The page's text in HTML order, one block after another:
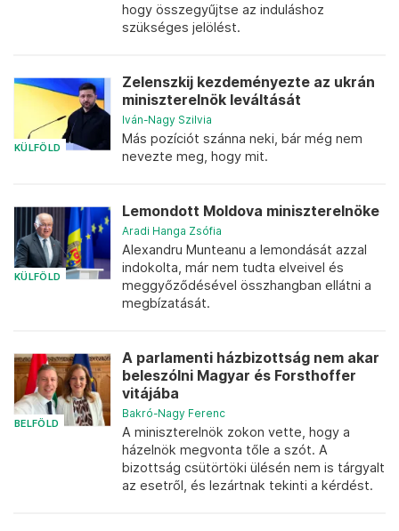
hogy összegyűjtse az induláshoz
szükséges jelölést.
KÜLFÖLD
Zelenszkij kezdeményezte az ukrán
miniszterelnök leváltását
Iván-Nagy Szilvia
Más pozíciót szánna neki, bár még nem
nevezte meg, hogy mit.
KÜLFÖLD
Lemondott Moldova miniszterelnöke
Aradi Hanga Zsófia
Alexandru Munteanu a lemondását azzal
indokolta, már nem tudta elveivel és
meggyőződésével összhangban ellátni a
megbízatását.
BELFÖLD
A parlamenti házbizottság nem akar
beleszólni Magyar és Forsthoffer
vitájába
Bakró-Nagy Ferenc
A miniszterelnök zokon vette, hogy a
házelnök megvonta tőle a szót. A
bizottság csütörtöki ülésén nem is tárgyalt
az esetről, és lezártnak tekinti a kérdést.